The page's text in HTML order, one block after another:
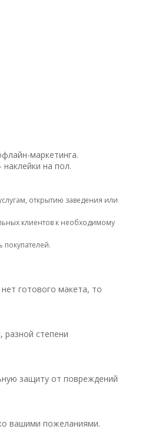
маркетинга.
на пол.
открытию заведения или
клиентов к необходимому
готового макета, то
степени
защиту от повреждений
вашими пожеланиями.